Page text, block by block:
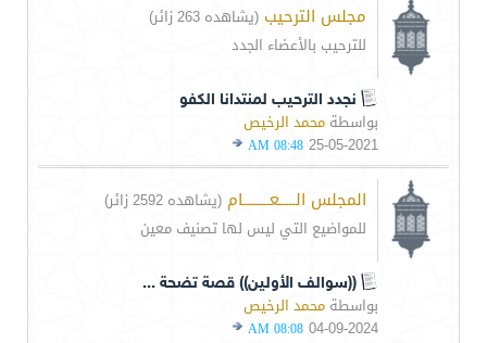
مجلس الترحيب (يشاهده 263 زائر)
للترحيب بالأعضاء الجدد
نجدد الترحيب لمنتدانا الكفو
بواسطة محمد الرخيص
25-05-2021
08:48 AM
المجلس الـــــعــــــــام (يشاهده 2592 زائر)
للمواضيع التي ليس لها تصنيف معين
((سوالف الأولين)) قصة تضحة ...
بواسطة محمد الرخيص
04-09-2024
08:08 AM